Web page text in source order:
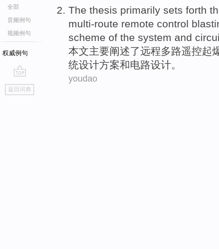
全部
音频例句
视频例句
权威例句
go
top
返回词典
The thesis primarily sets forth
multi-route remote control
scheme of the system and
本文主要阐述了远程多路遥控起
统设计方案和电路设计。
youdao